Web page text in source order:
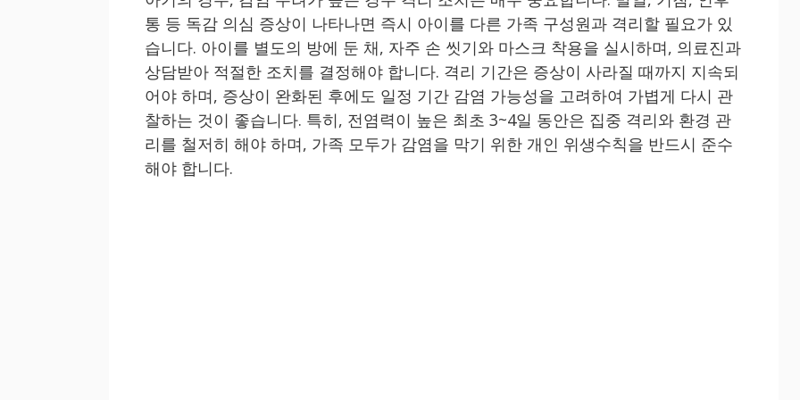
통 등 독감 의심 증상이 나타나면 즉시 아이를 다른 가족 구성원과 격리할 필요가 있
습니다. 아이를 별도의 방에 둔 채, 자주 손 씻기와 마스크 착용을 실시하며, 의료진과
상담받아 적절한 조치를 결정해야 합니다. 격리 기간은 증상이 사라질 때까지 지속되
어야 하며, 증상이 완화된 후에도 일정 기간 감염 가능성을 고려하여 가볍게 다시 관
찰하는 것이 좋습니다. 특히, 전염력이 높은 최초 3~4일 동안은 집중 격리와 환경 관
리를 철저히 해야 하며, 가족 모두가 감염을 막기 위한 개인 위생수칙을 반드시 준수
해야 합니다.